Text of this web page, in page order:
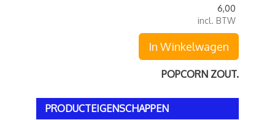
6,00
incl. BTW
In Winkelwagen
POPCORN ZOUT.
PRODUCTEIGENSCHAPPEN